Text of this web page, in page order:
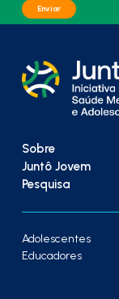
Sobre
Juntô Jovem
Pesquisa
Adolescentes
Educadores